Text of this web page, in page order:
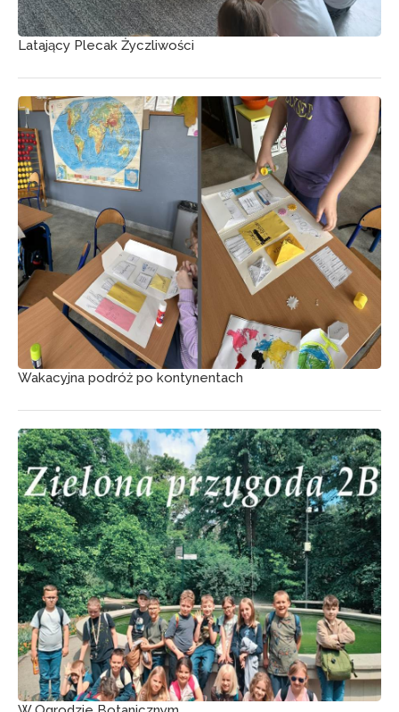
Latający Plecak Życzliwości
Wakacyjna podróż po kontynentach